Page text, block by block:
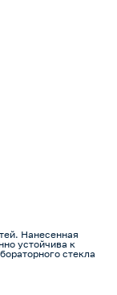
Нанесенная
устойчива к
стекла